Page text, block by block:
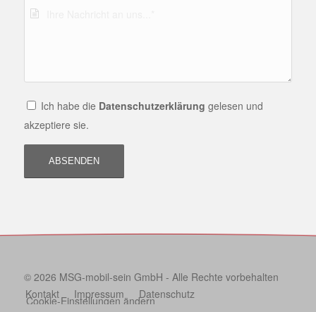
Ich habe die Datenschutzerklärung gelesen und
akzeptiere sie.
© 2026 MSG-mobil-sein GmbH - Alle Rechte vorbehalten
Kontakt
Impressum Datenschutz
Cookie-Einstellungen ändern